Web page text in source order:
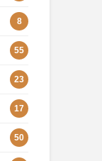
8
55
23
17
50